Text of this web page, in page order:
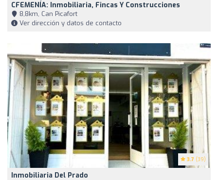
CFEMENÍA: Inmobiliaria, Fincas Y Construcciones
8,8km, Can Picafort
Ver dirección y datos de contacto
3.7 (39)
Inmobiliaria Del Prado